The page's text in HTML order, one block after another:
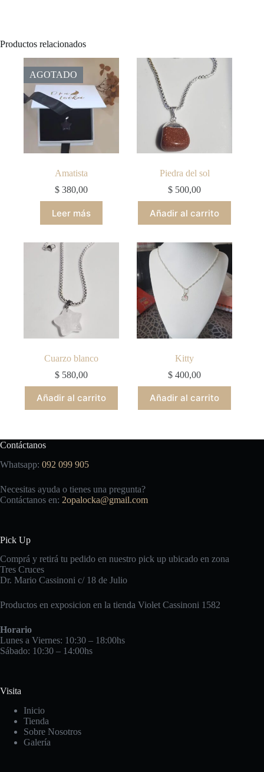
Productos relacionados
AGOTADO
Amatista
$ 380,00
Leer más
Piedra del sol
$ 500,00
Añadir al carrito
Cuarzo blanco
$ 580,00
Añadir al carrito
Kitty
$ 400,00
Añadir al carrito
Contáctanos
Whatsapp: 092 099 905
Necesitas ayuda o tienes una pregunta?
Contáctanos en: 2opalocka@gmail.com
Pick Up
Comprá y retirá tu pedido en nuestro pick up ubicado en zona
Tres Cruces
Dr. Mario Cassinoni c/ 18 de Julio
Productos en exposicion en la tienda Violet Cassinoni 1582
Horario
Lunes a Viernes: 10:30 – 18:00hs
Sábado: 10:30 – 14:00hs
Visita
Inicio
Tienda
Sobre Nosotros
Galería